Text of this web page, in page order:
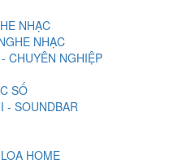
NHẠC
NHẠC
CHUYÊN NGHIỆP
SỐ
- SOUNDBAR
HOME